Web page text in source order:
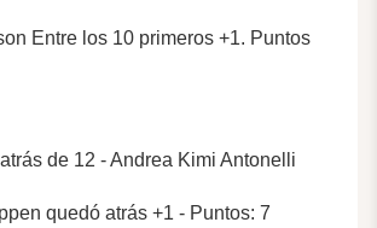
Entre los 10 primeros +1. Puntos
de 12 - Andrea Kimi Antonelli
quedó atrás +1 - Puntos: 7